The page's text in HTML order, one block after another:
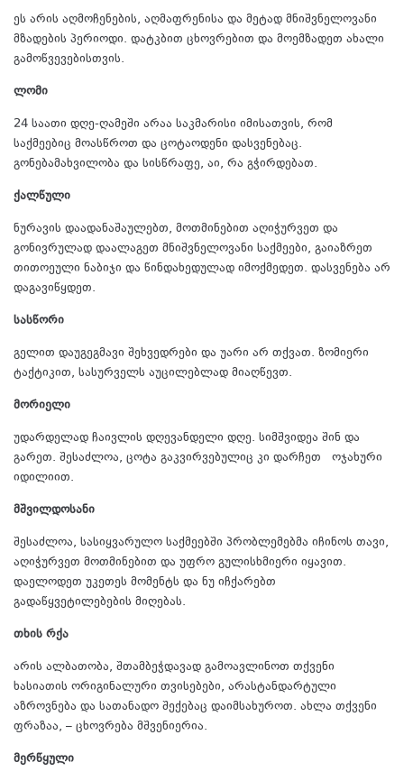
ეს არის აღმოჩენების, აღმაფრენისა და მეტად მნიშვნელოვანი
მზადების პერიოდი. დატკბით ცხოვრებით და მოემზადეთ ახალი
გამოწვევებისთვის.
ლომი
24 საათი დღე-ღამეში არაა საკმარისი იმისათვის, რომ
საქმეებიც მოასწროთ და ცოტაოდენი დასვენებაც.
გონებამახვილობა და სისწრაფე, აი, რა გჭირდებათ.
ქალწული
ნურავის დაადანაშაულებთ, მოთმინებით აღიჭურვეთ და
გონივრულად დაალაგეთ მნიშვნელოვანი საქმეები, გაიაზრეთ
თითოეული ნაბიჯი და წინდახედულად იმოქმედეთ. დასვენება არ
დაგავიწყდეთ.
სასწორი
გელით დაუგეგმავი შეხვედრები და უარი არ თქვათ. ზომიერი
ტაქტიკით, სასურველს აუცილებლად მიაღწევთ.
მორიელი
უდარდელად ჩაივლის დღევანდელი დღე. სიმშვიდეა შინ და
გარეთ. შესაძლოა, ცოტა გაკვირვებულიც კი დარჩეთ ოჯახური
იდილიით.
მშვილდოსანი
შესაძლოა, სასიყვარულო საქმეებში პრობლემებმა იჩინოს თავი,
აღიჭურვეთ მოთმინებით და უფრო გულისხმიერი იყავით.
დაელოდეთ უკეთეს მომენტს და ნუ იჩქარებთ
გადაწყვეტილებების მიღებას.
თხის რქა
არის ალბათობა, შთამბეჭდავად გამოავლინოთ თქვენი
ხასიათის ორიგინალური თვისებები, არასტანდარტული
აზროვნება და სათანადო შექებაც დაიმსახუროთ. ახლა თქვენი
ფრაზაა, – ცხოვრება მშვენიერია.
მერწყული